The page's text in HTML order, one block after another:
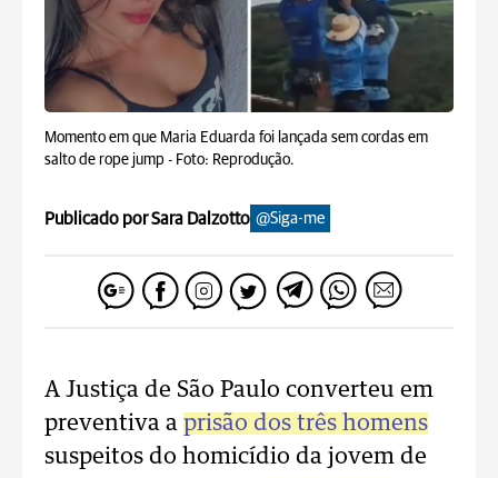
Momento em que Maria Eduarda foi lançada sem cordas em
salto de rope jump - Foto: Reprodução.
Publicado por Sara Dalzotto @Siga-me
A Justiça de São Paulo converteu em
preventiva a prisão dos três homens
suspeitos do homicídio da jovem de